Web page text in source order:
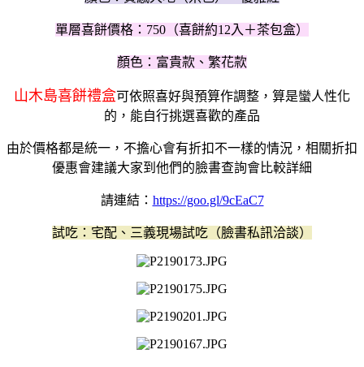
單層喜餅價格：750（喜餅約12入＋茶包盒）
顏色：富貴款、繁花款
山木島喜餅禮盒可依照喜好與預算作調整，算是蠻人性化
的，能自行挑選喜歡的產品
由於價格都是統一，不擔心會有折扣不一樣的情況，相關折扣
優惠會建議大家到他們的臉書查詢會比較詳細
請連結： https://goo.gl/9cEaC7
試吃：宅配、三義現場試吃（臉書私訊洽談）